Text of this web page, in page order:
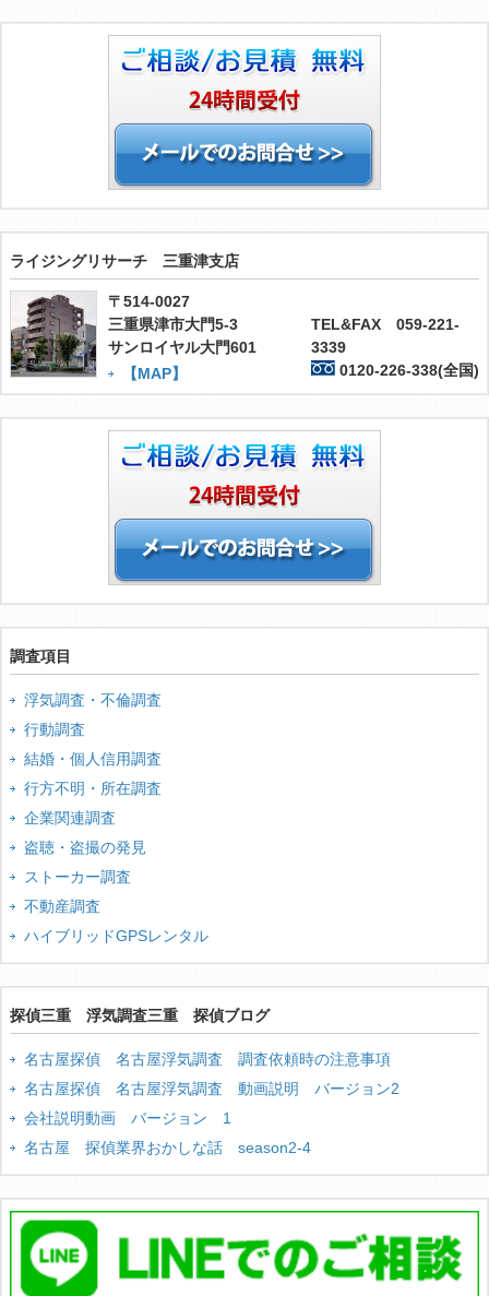
ライジングリサーチ 三重津支店
〒514-0027
三重県津市大門5-3
サンロイヤル大門601
【MAP】
TEL&FAX 059-221-
3339
0120-226-338(全国)
調査項目
浮気調査・不倫調査
行動調査
結婚・個人信用調査
行方不明・所在調査
企業関連調査
盗聴・盗撮の発見
ストーカー調査
不動産調査
ハイブリッドGPSレンタル
探偵三重 浮気調査三重 探偵ブログ
名古屋探偵 名古屋浮気調査 調査依頼時の注意事項
名古屋探偵 名古屋浮気調査 動画説明 バージョン2
会社説明動画 バージョン 1
名古屋 探偵業界おかしな話 season2-4